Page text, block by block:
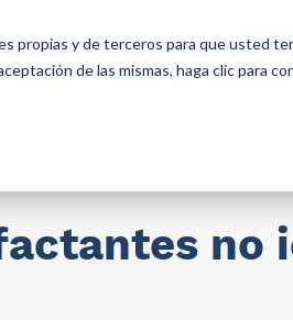
propias y de terceros para que usted
de las mismas, haga clic para
no